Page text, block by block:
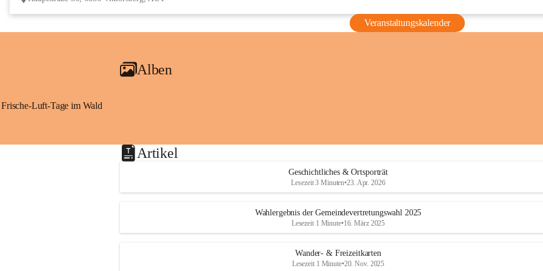
Veranstaltungskalender
Alben
Frische-Luft-Tage im Wald
Artikel
Geschichtliches & Ortsporträt
Lesezeit 3 Minuten•23. Apr. 2026
Wahlergebnis der Gemeindevertretungswahl 2025
Lesezeit 1 Minute•16. März 2025
Wander- & Freizeitkarten
Lesezeit 1 Minute•20. Nov. 2025